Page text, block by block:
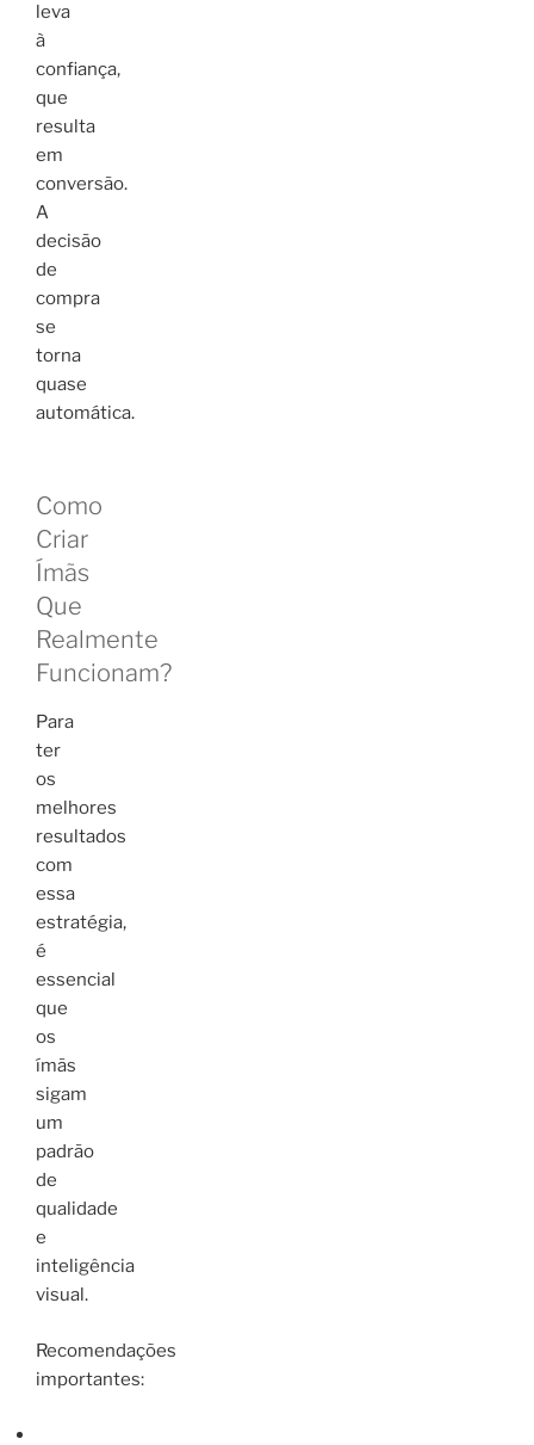
leva
à
confiança,
que
resulta
em
conversão.
A
decisão
de
compra
se
torna
quase
automática.
Como
Criar
Ímãs
Que
Realmente
Funcionam?
Para
ter
os
melhores
resultados
com
essa
estratégia,
é
essencial
que
os
ímãs
sigam
um
padrão
de
qualidade
e
inteligência
visual.
Recomendações
importantes: